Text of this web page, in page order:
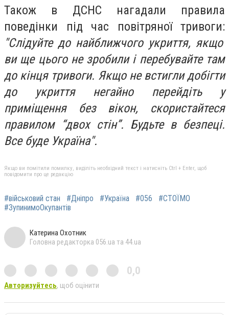
Також в ДСНС нагадали правила
поведінки під час повітряної тривоги:
"Слідуйте до найближчого укриття, якщо
ви ще цього не зробили і перебувайте там
до кінця тривоги. Якщо не встигли добігти
до укриття негайно перейдіть у
приміщення без вікон, скористайтеся
правилом “двох стін”. Будьте в безпеці.
Все буде Україна".
Якщо ви помітили помилку, виділіть необхідний текст і натисніть Ctrl + Enter, щоб
повідомити про це редакцію
#військовий стан #Дніпро #Україна #056
#СТОЇМО
#ЗупинимоОкупантів
Катерина Охотник
Головна редакторка 056.ua та 44.ua
0,0
Авторизуйтесь, щоб оцінити